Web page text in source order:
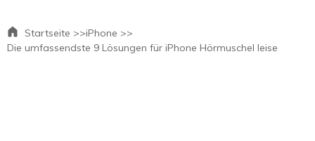
Startseite >>iPhone >>
Die umfassendste 9 Lösungen für iPhone Hörmuschel leise